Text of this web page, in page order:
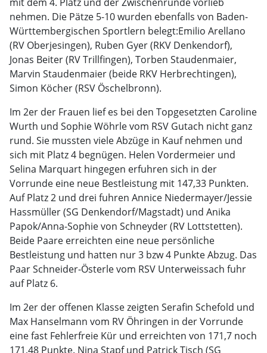
nehmen. Die Pätze 5-10 wurden ebenfalls von Baden-
Württembergischen Sportlern belegt:Emilio Arellano
(RV Oberjesingen), Ruben Gyer (RKV Denkendorf),
Jonas Beiter (RV Trillfingen), Torben Staudenmaier,
Marvin Staudenmaier (beide RKV Herbrechtingen),
Simon Köcher (RSV Öschelbronn).
Im 2er der Frauen lief es bei den Topgesetzten Caroline
Wurth und Sophie Wöhrle vom RSV Gutach nicht ganz
rund. Sie mussten viele Abzüge in Kauf nehmen und
sich mit Platz 4 begnügen. Helen Vordermeier und
Selina Marquart hingegen erfuhren sich in der
Vorrunde eine neue Bestleistung mit 147,33 Punkten.
Auf Platz 2 und drei fuhren Annice Niedermayer/Jessie
Hassmüller (SG Denkendorf/Magstadt) und Anika
Papok/Anna-Sophie von Schneyder (RV Lottstetten).
Beide Paare erreichten eine neue persönliche
Bestleistung und hatten nur 3 bzw 4 Punkte Abzug. Das
Paar Schneider-Österle vom RSV Unterweissach fuhr
auf Platz 6.
Im 2er der offenen Klasse zeigten Serafin Schefold und
Max Hanselmann vom RV Öhringen in der Vorrunde
eine fast Fehlerfreie Kür und erreichten von 171,7 noch
171,48 Punkte. Nina Stapf und Patrick Tisch (SG